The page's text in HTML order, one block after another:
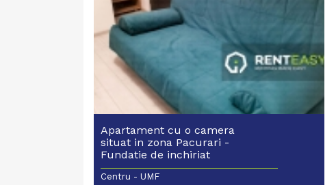
Apartament cu o camera
situat in zona Pacurari -
Fundatie de inchiriat
Centru - UMF